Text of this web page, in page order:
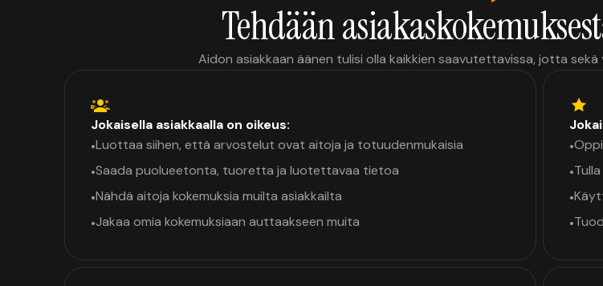
Tehdään
Aidon asiakkaan äänen tulisi olla kaikkien saavutettavissa, jotta
Jokaisella asiakkaalla on oikeus:
•Luottaa siihen, että arvostelut ovat aitoja ja totuudenmukaisia
•Saada puolueetonta, tuoretta ja luotettavaa tietoa
•Nähdä aitoja kokemuksia muilta asiakkailta
•Jakaa omia kokemuksiaan auttaakseen muita
•
•
•
•